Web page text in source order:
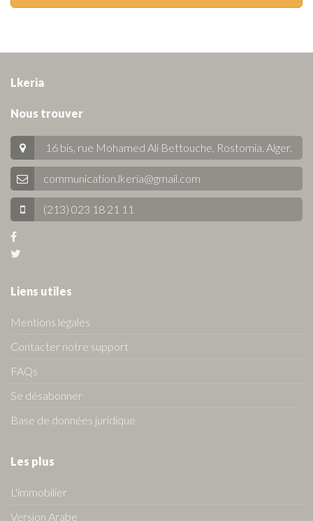
Lkeria
Nous trouver
16 bis, rue Mohamed Ali Bettouche, Rostomia. Alger.
communication.lkeria@gmail.com
(213) 023 18 21 11
Liens utiles
Mentions légales
Contacter notre support
FAQs
Se désabonner
Base de données juridique
Les plus
L'immobilier
Version Arabe